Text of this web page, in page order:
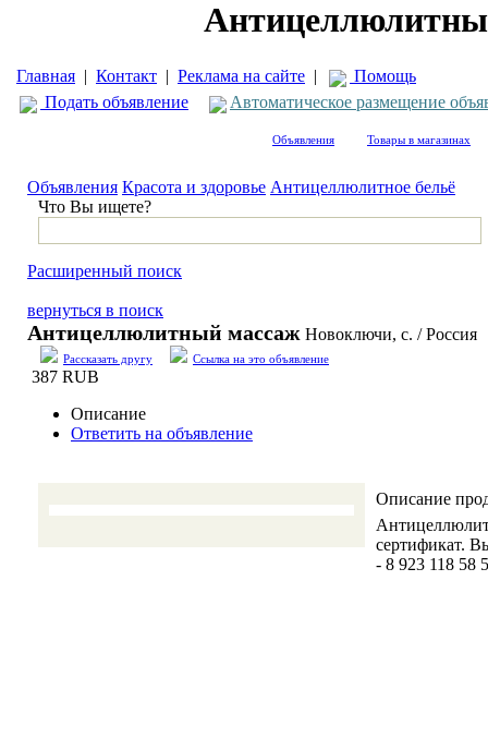
Главная | Контакт | Реклама на сайте |
Помощь
Подать объявление
Автоматическое размещение
Объявления Товары в магазинах
Объявления Красота и здоровье Антицеллюлитное бельё
Что Вы ищете?
Расширенный поиск
вернуться в поиск
Антицеллюлитный массаж Новоключи, с. / Россия
Рассказать другу Ссылка на это объявление
387 RUB
Описание
Ответить на объявление
Описание
сертификат.
- 8 923 118 58